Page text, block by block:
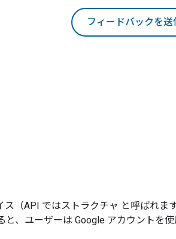
フィードバックを送
ス（API ではストラクチャ と呼ばれま
と、ユーザーは Google アカウントを使